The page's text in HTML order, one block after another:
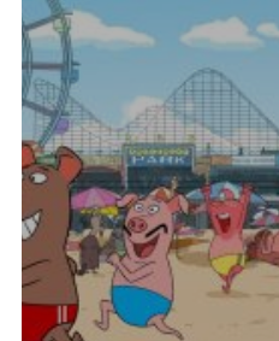
Ir a Día de la animación II